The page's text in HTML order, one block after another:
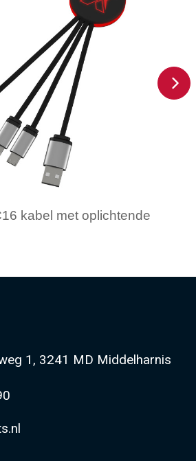
kabel met oplichtende
1
1, 3241 MD Middelharnis